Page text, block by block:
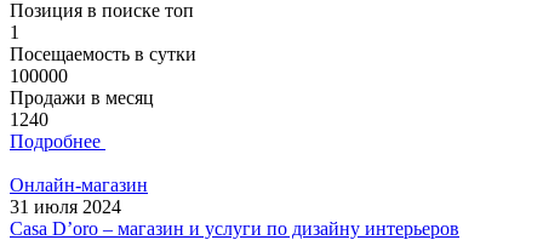
Позиция в поиске топ
1
Посещаемость в сутки
100000
Продажи в месяц
1240
Подробнее
Онлайн-магазин
31 июля 2024
Casa D’oro – магазин и услуги по дизайну интерьеров